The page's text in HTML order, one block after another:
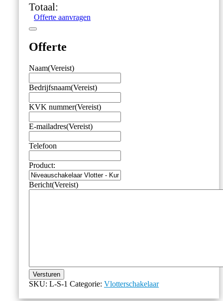
of
PA66
–
Contact
&
N/C
–
R1/4"
1/2"
aantal
Totaal:
Offerte aanvragen
Offerte
Naam(Vereist)
Bedrijfsnaam(Vereist)
KVK nummer(Vereist)
E-mailadres(Vereist)
Telefoon
Product:
Bericht(Vereist)
Versturen
SKU: L-S-1 Categorie: Vlotterschakelaar